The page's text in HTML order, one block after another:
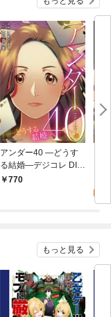
アンダー40 ―どうす
る結婚―デジコレ DIGI
TAL COMICS（１）
770
もっと見る